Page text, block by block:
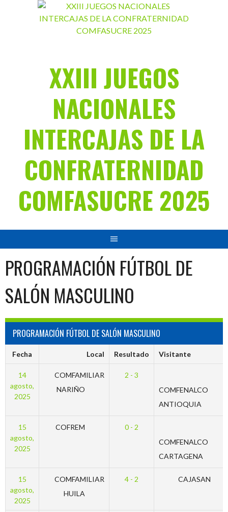
XXIII JUEGOS
NACIONALES
INTERCAJAS DE LA
CONFRATERNIDAD
COMFASUCRE 2025
PROGRAMACIÓN FÚTBOL DE
SALÓN MASCULINO
PROGRAMACIÓN FÚTBOL DE SALÓN MASCULINO
Fecha Local Resultado Visitante
14
agosto,
2025
COMFAMILIAR
NARIÑO
2 - 3
COMFENALCO
ANTIOQUIA
15
agosto,
2025
COFREM
0 - 2
COMFENALCO
CARTAGENA
15
agosto,
2025
COMFAMILIAR
HUILA
4 - 2 CAJASAN